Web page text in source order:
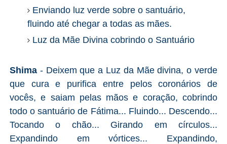
Enviando luz verde sobre o santuário,
fluindo até chegar a todas as mães.
Luz da Mãe Divina cobrindo o Santuário
Shima- Deixem que a Luz da Mãe divina, o verde
que cura e purifica entre pelos coronários de
vocês, e saiam pelas mãos e coração, cobrindo
todo o santuário de Fátima... Fluindo... Descendo...
Tocando o chão... Girando em círculos...
Expandindo em vórtices... Expandindo,